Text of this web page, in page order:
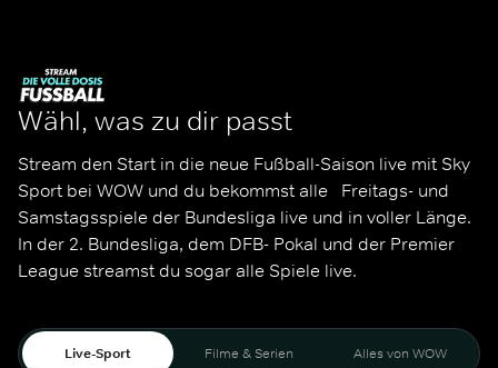
Wähl, was zu dir passt
Stream den Start in die neue Fußball-Saison live mit Sky
Sport bei WOW und du bekommst alle   Freitags- und
Samstagsspiele der Bundesliga live und in voller Länge.
In der 2. Bundesliga, dem DFB- Pokal und der Premier
League streamst du sogar alle Spiele live.
Live-Sport Filme & Serien Alles von WOW